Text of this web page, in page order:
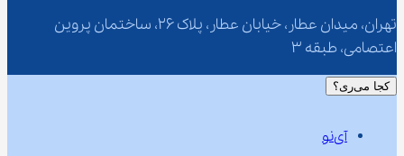
تهران، میدان عطار، خیابان عطار، پلاک 26، ساختمان پروین
اعتصامی، طبقه 3
کجا می‌ری؟
آی‌نو